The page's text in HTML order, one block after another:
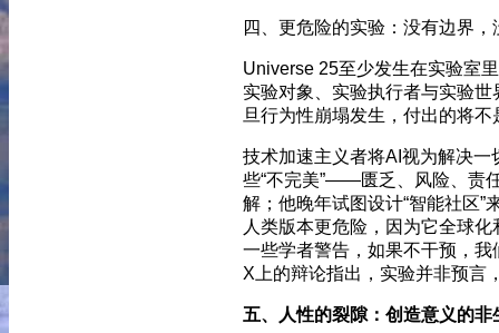
四、更危险的实验：没有边界，
Universe 25至少发生在实验室
实验对象、实验执行者与实验世
旦行为性崩塌发生，付出的将
技术加速主义者将AI视为解决
些“不完美”——匮乏、风险、责
解；他晚年试图设计“智能社区”
人类版本更危险，因为它全球
一些学者警告，如果不干预，
X上的辩论指出，实验并非预言
五、人性的裂隙：创造意义的非